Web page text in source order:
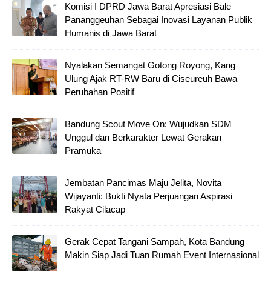
Komisi I DPRD Jawa Barat Apresiasi Bale
Pananggeuhan Sebagai Inovasi Layanan Publik
Humanis di Jawa Barat
Nyalakan Semangat Gotong Royong, Kang
Ulung Ajak RT-RW Baru di Ciseureuh Bawa
Perubahan Positif
Bandung Scout Move On: Wujudkan SDM
Unggul dan Berkarakter Lewat Gerakan
Pramuka
Jembatan Pancimas Maju Jelita, Novita
Wijayanti: Bukti Nyata Perjuangan Aspirasi
Rakyat Cilacap
Gerak Cepat Tangani Sampah, Kota Bandung
Makin Siap Jadi Tuan Rumah Event Internasional